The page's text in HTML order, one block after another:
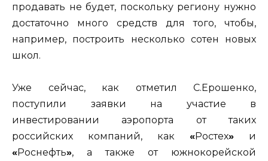
продавать не будет, поскольку региону нужно
достаточно много средств для того, чтобы,
например, построить несколько сотен новых
школ.
Уже сейчас, как отметил С.Ерошенко,
поступили заявки на участие в
инвестировании аэропорта от таких
российских компаний, как «Ростех» и
«Роснефть», а также от южнокорейской